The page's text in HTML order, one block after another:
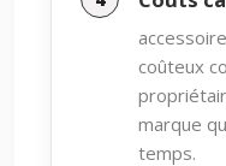
coûteux
marque
temps.